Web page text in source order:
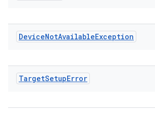
DeviceNotAvailableException
TargetSetupError